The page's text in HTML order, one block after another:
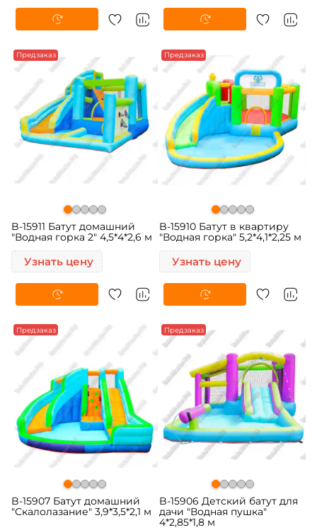
Предзаказ
B-15911 Батут домашний
"Водная горка 2" 4,5*4*2,6 м
Узнать цену
Предзаказ
B-15910 Батут в квартиру
"Водная горка" 5,2*4,1*2,25 м
Узнать цену
Предзаказ
B-15907 Батут домашний
"Скалолазание" 3,9*3,5*2,1 м
Предзаказ
B-15906 Детский батут для
дачи "Водная пушка"
4*2,85*1,8 м